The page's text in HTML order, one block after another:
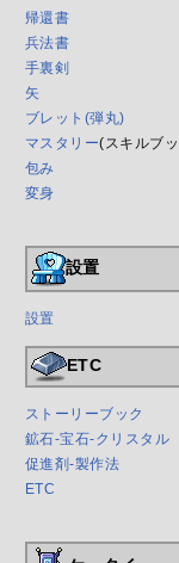
帰還書
兵法書
手裏剣
矢
ブレット(弾丸)
マスタリー(スキルブ
包み
変身
設置
設置
ETC
ストーリーブック
鉱石-宝石-クリスタル
促進剤-製作法
ETC